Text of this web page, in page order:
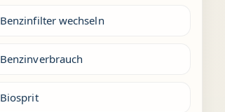
Benzinfilter wechseln
Benzinverbrauch
Biosprit